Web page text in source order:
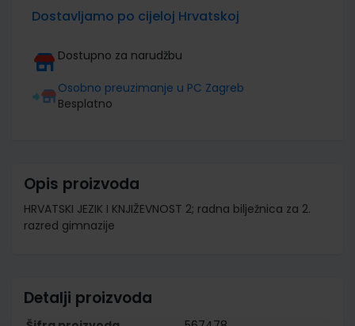
Dostavljamo po cijeloj Hrvatskoj
Dostupno za narudžbu
Osobno preuzimanje u PC Zagreb
Besplatno
Opis proizvoda
HRVATSKI JEZIK I KNJIŽEVNOST 2; radna bilježnica za 2.
razred gimnazije
Detalji proizvoda